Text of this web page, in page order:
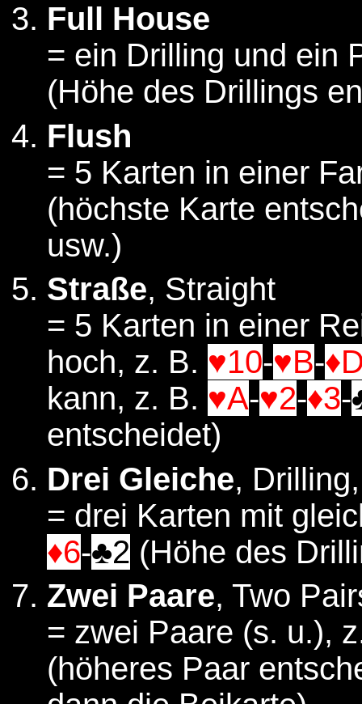
Full House
= ein Drilling und ein
(Höhe des Drillings
Flush
= 5 Karten in einer
(höchste Karte
usw.)
Straße, Straight
= 5 Karten in einer
hoch, z. B. ♥10-♥B-
kann, z. B. ♥A-♥2-♦3-
entscheidet)
Drei Gleiche,
= drei Karten mit
♦6-♣2 (Höhe des
Zwei Paare, Two
= zwei Paare (s. u.),
(höheres Paar